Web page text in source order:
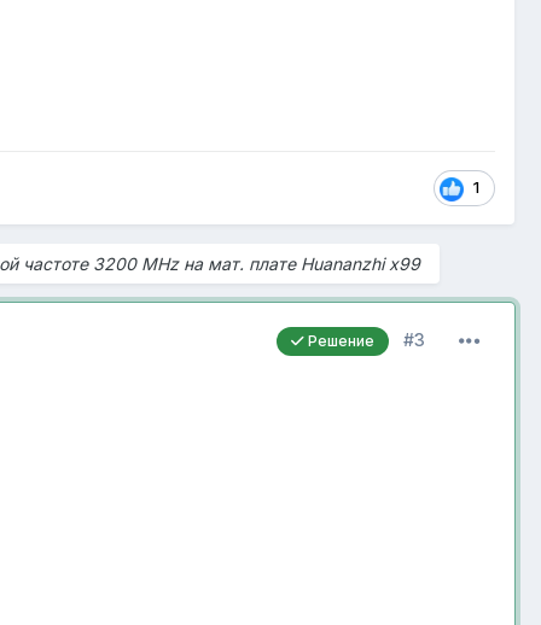
1
частоте 3200 MHz на мат. плате Huananzhi x99
Решение #3